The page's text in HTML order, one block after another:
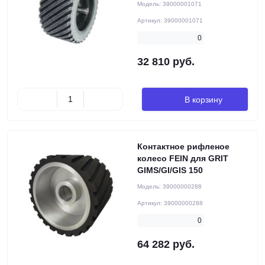
Модель: 39000001071
Артикул: 39000001071
0
32 810 руб.
В корзину
Контактное рифленое
колесо FEIN для GRIT
GIMS/GI/GIS 150
Модель: 39000000288
Артикул: 39000000288
0
64 282 руб.